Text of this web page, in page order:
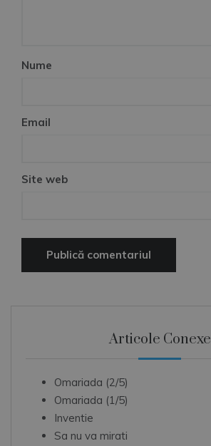
Nume
Email
Site web
Articole Conexe
Omariada (2/5)
Omariada (1/5)
Inventie
Sa nu va mirati